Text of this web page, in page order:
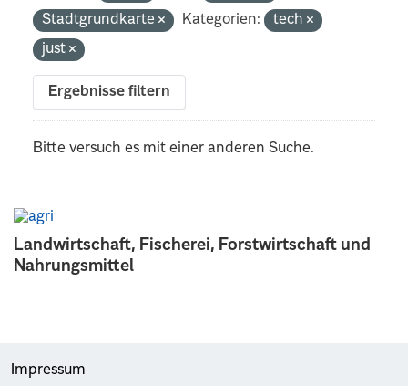
Landwirtschaft, Fischerei, Forstwirtschaft und
Nahrungsmittel
Stadtgrundkarte
Kategorien:
tech
just
Ergebnisse filtern
Bitte versuch es mit einer anderen Suche.
Impressum